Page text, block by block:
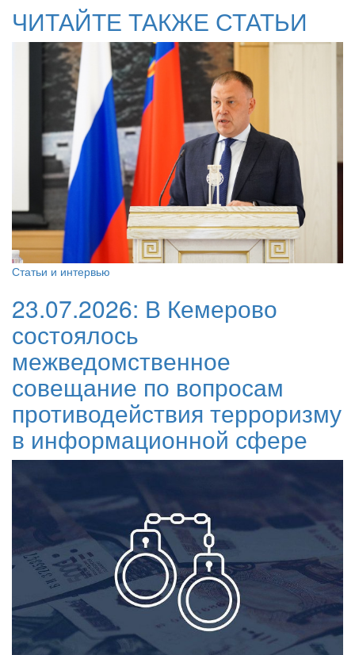
ЧИТАЙТЕ ТАКЖЕ СТАТЬИ
Статьи и интервью
23.07.2026: В Кемерово
состоялось
межведомственное
совещание по вопросам
противодействия терроризму
в информационной сфере